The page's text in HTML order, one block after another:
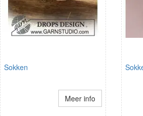
Sokken
Meer info